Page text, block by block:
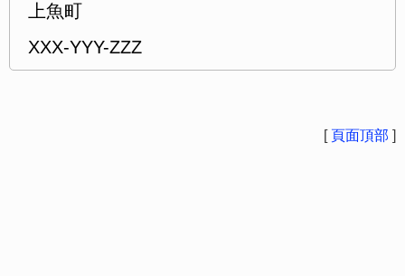
上魚町
XXX-YYY-ZZZ
[ 頁面頂部 ]